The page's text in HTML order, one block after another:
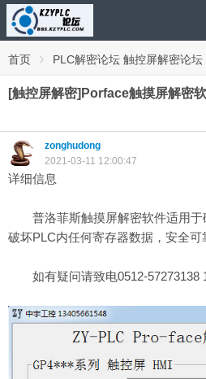
首页 › PLC解密论坛 触控屏解密论坛
[触控屏解密]Porface触摸屏解密
zonghudong
2021-03-11 12:00:47
详细信息
普洛菲斯触摸屏解密软件适用于
破坏PLC内任何寄存器数据，安全可
如有疑问请致电0512-57273138